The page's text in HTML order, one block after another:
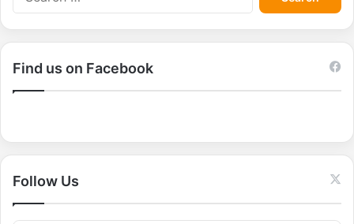
e
a
r
r
:
Find us on Facebook
Follow Us